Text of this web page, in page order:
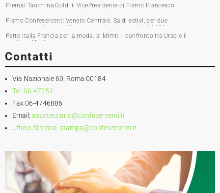
Premio Taormina Gold: il VicePresidente di Fismo Francesco
Musumeci premia la stilista Chiara Boni
Fismo Confesercenti Veneto Centrale: Saldi estivi, per due
commercianti su tre affluenza in calo. Incassi giù del 10%
Patto Italia-Francia per la moda: al Mimit il confronto tra Urso e il
ministro Martin
Contatti
Via Nazionale 60, Roma 00184
Tel. 06-47251
Fax 06-4746886
Email: assoterziario@confesercenti.it
Ufficio Stampa: stampa@confesercenti.it